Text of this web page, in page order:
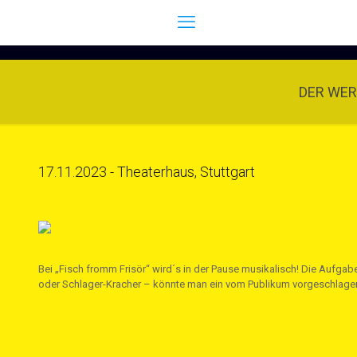
DER
17.11.2023 - Theaterhaus, Stuttgart
Bei „Fisch fromm Frisör“ wird´s in der Pause musikalisch! Die
oder Schlager-Kracher – könnte man ein vom Publikum